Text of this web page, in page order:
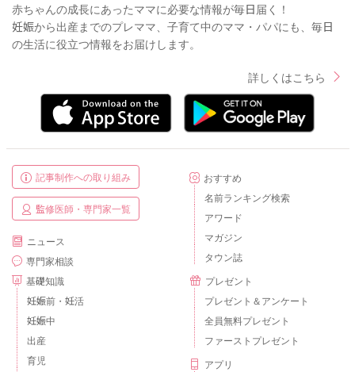
赤ちゃんの成長にあったママに必要な情報が毎日届く！
妊娠から出産までのプレママ、子育て中のママ・パパにも、毎日
の生活に役立つ情報をお届けします。
詳しくはこちら
記事制作への取り組み
監修医師・専門家一覧
ニュース
専門家相談
基礎知識
妊娠前・妊活
妊娠中
出産
育児
おすすめ
名前ランキング検索
アワード
マガジン
タウン誌
プレゼント
プレゼント＆アンケート
全員無料プレゼント
ファーストプレゼント
アプリ